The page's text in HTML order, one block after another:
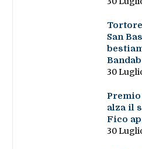
San
30
alza il
Fico
30